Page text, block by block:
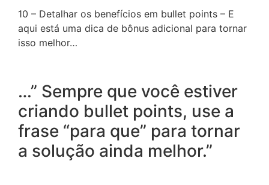
10 – Detalhar os benefícios em bullet points – E
aqui está uma dica de bônus adicional para tornar
isso melhor…
…” Sempre que você estiver
criando bullet points, use a
frase “para que” para tornar
a solução ainda melhor.”